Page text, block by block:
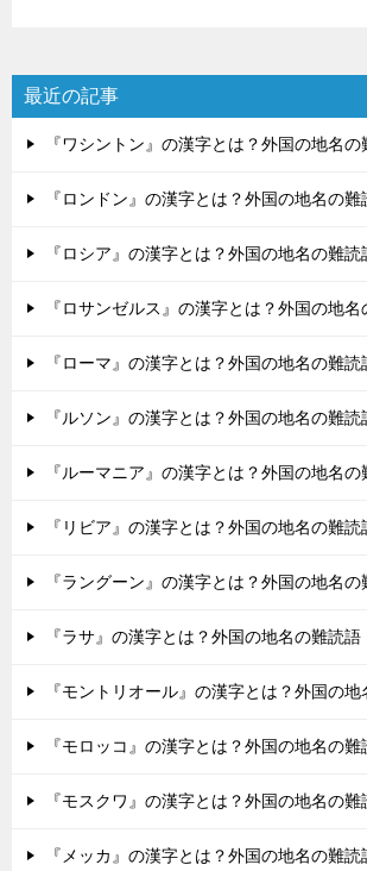
最近の記事
『ワシントン』の漢字とは？外国の地名の
『ロンドン』の漢字とは？外国の地名の難
『ロシア』の漢字とは？外国の地名の難読
『ロサンゼルス』の漢字とは？外国の地名
『ローマ』の漢字とは？外国の地名の難読
『ルソン』の漢字とは？外国の地名の難読
『ルーマニア』の漢字とは？外国の地名の
『リビア』の漢字とは？外国の地名の難読
『ラングーン』の漢字とは？外国の地名の
『ラサ』の漢字とは？外国の地名の難読語
『モントリオール』の漢字とは？外国の
『モロッコ』の漢字とは？外国の地名の難
『モスクワ』の漢字とは？外国の地名の難
『メッカ』の漢字とは？外国の地名の難読